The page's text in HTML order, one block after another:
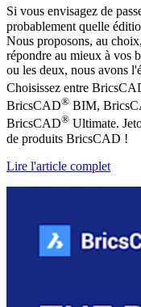
Si vous envisagez de
probablement quelle
Nous proposons, au
répondre au mieux à vos
ou les deux, nous avons
Choisissez entre
BricsCAD® BIM,
BricsCAD® Ultimate.
de produits BricsCAD !
Lire l'article complet